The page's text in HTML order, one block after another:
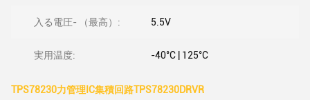
入る電圧- （最高）: 5.5V
実用温度: -40°C | 125°C
TPS78230力管理IC集積回路TPS78230DRVR